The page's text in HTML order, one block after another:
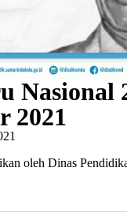
Nasional
2021
oleh Dinas